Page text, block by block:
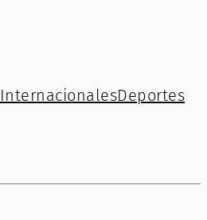
InternacionalesDeportes